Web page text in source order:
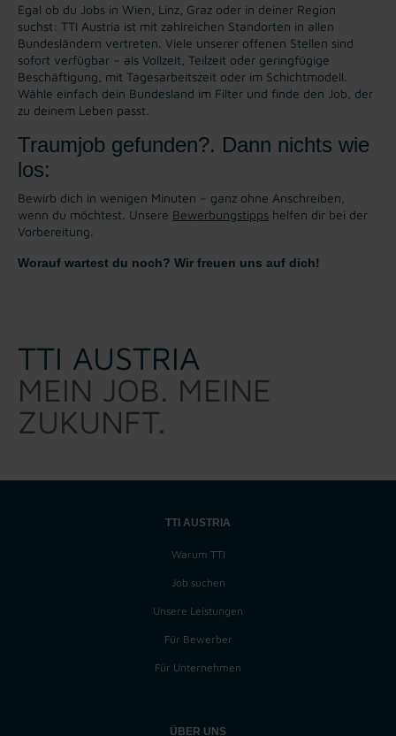
Egal ob du Jobs in Wien, Linz, Graz oder in deiner Region
suchst: TTI Austria ist mit zahlreichen Standorten in allen
Bundesländern vertreten. Viele unserer offenen Stellen sind
sofort verfügbar – als Vollzeit, Teilzeit oder geringfügige
Beschäftigung, mit Tagesarbeitszeit oder im Schichtmodell.
Wähle einfach dein Bundesland im Filter und finde den Job, der
zu deinem Leben passt.
Traumjob gefunden?. Dann nichts wie
los:
Bewirb dich in wenigen Minuten – ganz ohne Anschreiben,
wenn du möchtest. Unsere Bewerbungstipps helfen dir bei der
Vorbereitung.
Worauf wartest du noch? Wir freuen uns auf dich!
TTI AUSTRIA
MEIN JOB. MEINE
ZUKUNFT.
TTI AUSTRIA
Warum TTI
Job suchen
Unsere Leistungen
Für Bewerber
Für Unternehmen
ÜBER UNS